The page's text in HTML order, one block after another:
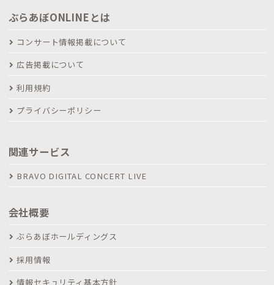
ぶらあぼONLINEとは
コンサート情報掲載について
広告掲載について
利用規約
プライバシーポリシー
関連サービス
BRAVO DIGITAL CONCERT LIVE
会社概要
ぶらあぼホールディングス
採用情報
情報セキュリティ基本方針